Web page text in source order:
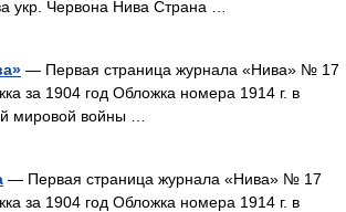
укр. Червона Нива Страна …
— Первая страница журнала «Нива» № 17
за 1904 год Обложка номера 1914 г. в
мировой войны …
— Первая страница журнала «Нива» № 17
за 1904 год Обложка номера 1914 г. в